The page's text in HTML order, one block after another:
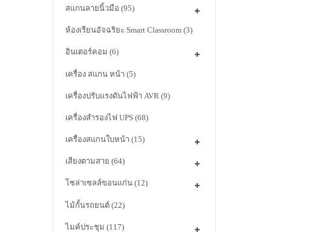
สแกนลายนิ้วมือ (95)
ห้องเรียนอัจฉริยะ Smart Classroom (3)
อินเตอร์คอม (6)
เครื่อง สแกน หน้า (5)
เครื่องปรับแรงดันไฟฟ้า AVR (9)
เครื่องสำรองไฟ UPS (68)
เครื่องสแกนใบหน้า (15)
เสียงตามสาย (64)
โซล่าเซลล์ขอนแก่น (12)
ไม้กั้นรถยนต์ (22)
ไมค์ประชุม (117)